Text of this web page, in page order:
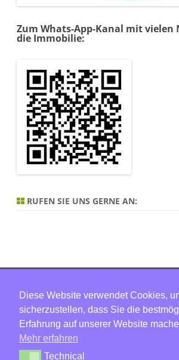
Zum Whats-App-Kanal mit vielen
die Immobilie:
RUFEN SIE UNS GERNE AN:
Hinnerk Warter,
Warter-
Immobilien,
unsere
Diese Website verwendet Cookies,
sicherzustellen, dass Sie die
Erfahrung auf unserer Website
Mehr erfahren
TechnicalTechnical